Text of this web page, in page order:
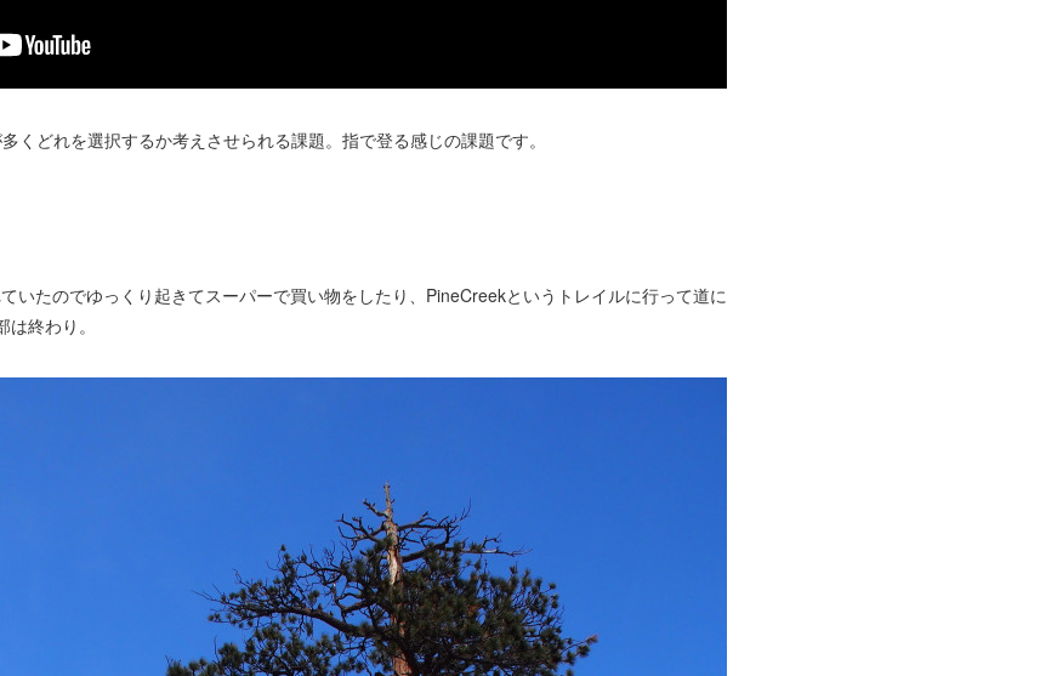
どれを選択するか考えさせられる課題。指で登る感じの課題です。
たのでゆっくり起きてスーパーで買い物をしたり、PineCreekというトレイルに行って道に
終わり。